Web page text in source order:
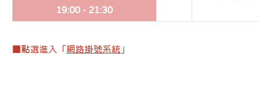
19:00 - 21:30
■點選進入「網路掛號系統 」